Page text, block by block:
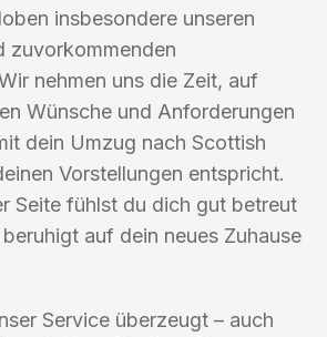
insbesondere unseren
zuvorkommenden
nehmen uns die Zeit, auf
Wünsche und Anforderungen
dein Umzug nach Scottish
Vorstellungen entspricht.
Seite fühlst du dich gut betreut
auf dein neues Zuhause
Service überzeugt – auch